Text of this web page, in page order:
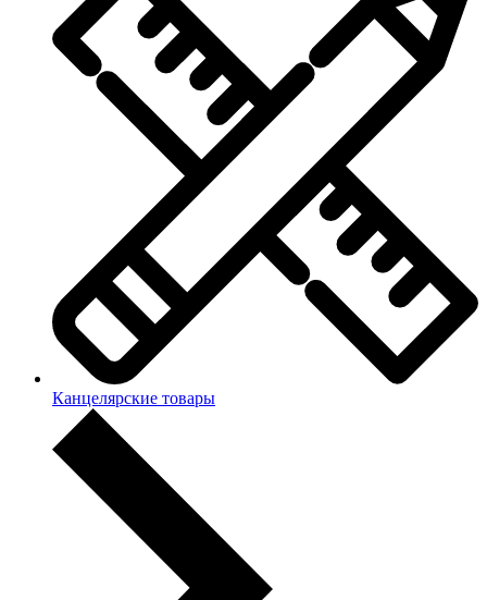
Канцелярские товары